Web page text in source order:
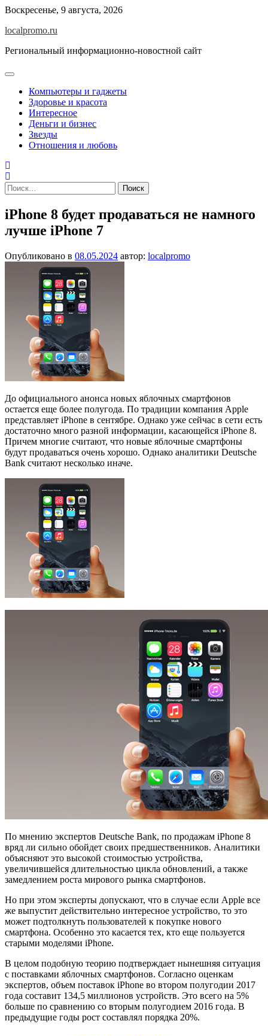
Перейти
содержимому
Воскресенье, 9 августа, 2026
localpromo.ru
Региональный информационно-новостной сайт
Компьютеры и гаджеты
Здоровье и красота
Интересное
Деньги и бизнес
Звезды
Отношения и любовь
Найти:
iPhone 8 будет продаваться не намного
лучше iPhone 7
Опубликовано в 08.05.2024 автор: localpromo
До официального анонса новых яблочных смартфонов
остается еще более полугода. По традиции компания Apple
представляет iPhone в сентябре. Однако уже сейчас в сети есть
достаточно много разной информации, касающейся iPhone 8.
Причем многие считают, что новые яблочные смартфоны
будут продаваться очень хорошо. Однако аналитики Deutsche
Bank считают несколько иначе.
По мнению экспертов Deutsche Bank, по продажам iPhone 8
вряд ли сильно обойдет своих предшественников. Аналитики
объясняют это высокой стоимостью устройства,
увеличившейся длительностью цикла обновлений, а также
замедлением роста мирового рынка смартфонов.
Но при этом эксперты допускают, что в случае если Apple все
же выпустит действительно интересное устройство, то это
может подтолкнуть пользователей к покупке нового
смартфона. Особенно это касается тех, кто еще пользуется
старыми моделями iPhone.
В целом подобную теорию подтверждает нынешняя ситуация
с поставками яблочных смартфонов. Согласно оценкам
экспертов, объем поставок iPhone во втором полугодии 2017
года составит 134,5 миллионов устройств. Это всего на 5%
больше по сравнению со вторым полугодием 2016 года. В
предыдущие годы рост составлял порядка 20%.